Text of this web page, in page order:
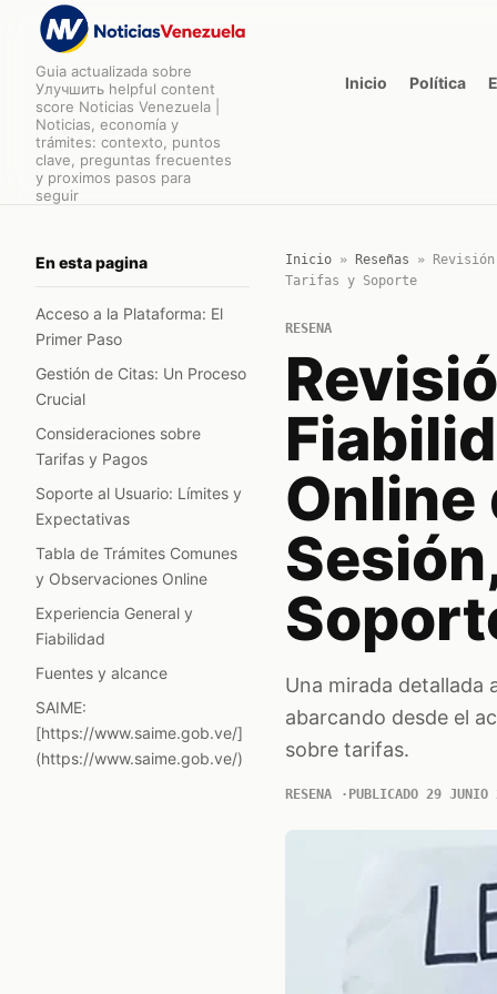
Guia actualizada sobre
Улучшить helpful content
score Noticias Venezuela |
Noticias, economía y
trámites: contexto, puntos
clave, preguntas frecuentes
y proximos pasos para
seguir
Inicio Política
En esta pagina
Acceso a la Plataforma: El
Primer Paso
Gestión de Citas: Un Proceso
Crucial
Consideraciones sobre
Tarifas y Pagos
Soporte al Usuario: Límites y
Expectativas
Tabla de Trámites Comunes
y Observaciones Online
Experiencia General y
Fiabilidad
Fuentes y alcance
SAIME:
[https://www.saime.gob.ve/]
(https://www.saime.gob.ve/)
Inicio» Reseñas »
Tarifas y Soporte
RESENA
Online
Una mirada detallada
abarcando desde el
sobre tarifas.
RESENA PUBLICADO 29 JUNIO